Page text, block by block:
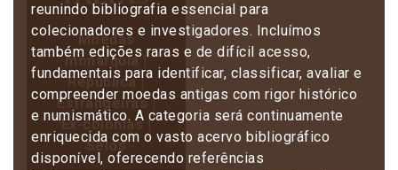
Moedas
monarquia |
República |
Estrangeiras |
Ex-colónias |
Selos
reunindo bibliografia essencial para
colecionadores e investigadores. Incluímos
também edições raras e de difícil acesso,
fundamentais para identificar, classificar, avaliar e
compreender moedas antigas com rigor histórico
e numismático. A categoria será continuamente
enriquecida com o vasto acervo bibliográfico
disponível, oferecendo referências